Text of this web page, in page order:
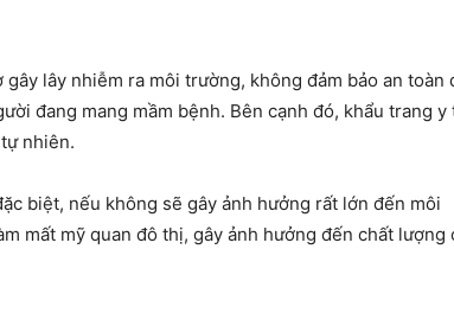
lây nhiễm ra môi trường, không đảm bảo an toàn
đang mang mầm bệnh. Bên cạnh đó, khẩu trang y
nhiên.
biệt, nếu không sẽ gây ảnh hưởng rất lớn đến môi
mất mỹ quan đô thị, gây ảnh hưởng đến chất lượng